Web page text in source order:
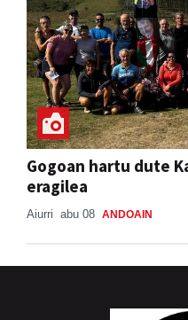
Gogoan hartu dute
eragilea
Aiurri abu 08 ANDOAIN